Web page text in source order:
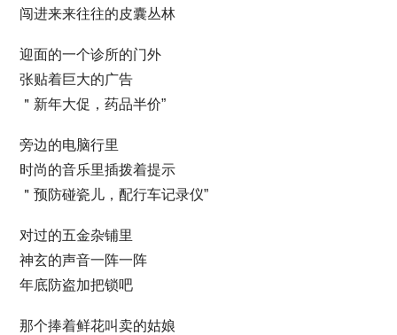
闯进来来往往的皮囊丛林
迎面的一个诊所的门外
张贴着巨大的广告
＂新年大促，药品半价”
旁边的电脑行里
时尚的音乐里插拨着提示
＂预防碰瓷儿，配行车记录仪”
对过的五金杂铺里
神玄的声音一阵一阵
年底防盗加把锁吧
那个捧着鲜花叫卖的姑娘